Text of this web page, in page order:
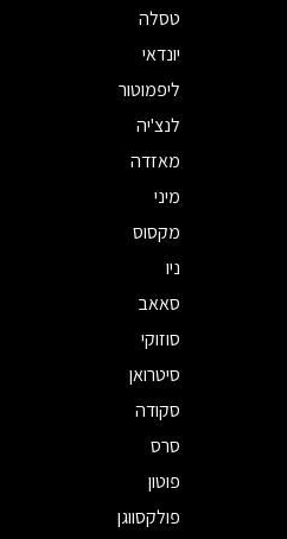
טסלה
יונדאי
ליפמוטור
לנצ'יה
מאזדה
מיני
מקסוס
ניו
סאאב
סוזוקי
סיטרואן
סקודה
סרס
פוטון
פולקסווגן